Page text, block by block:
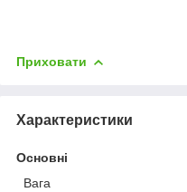
Приховати
Характеристики
Основні
Вага